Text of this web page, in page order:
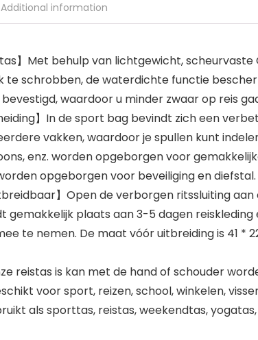
Additional information
】Met behulp van lichtgewicht,
te schrobben, de waterdichte functie
waardoor u minder zwaar op reis
】In de sport bag bevindt zich een
vakken, waardoor je spullen kunt
enz. worden opgeborgen voor
opgeborgen voor beveiliging en diefstal.
】Open de verborgen ritssluiting
plaats aan 3-5 dagen
te nemen. De maat vóór uitbreiding is 41 *
reistas is kan met de hand of schouder
voor sport, reizen, school, winkelen,
als sporttas, reistas, weekendtas,